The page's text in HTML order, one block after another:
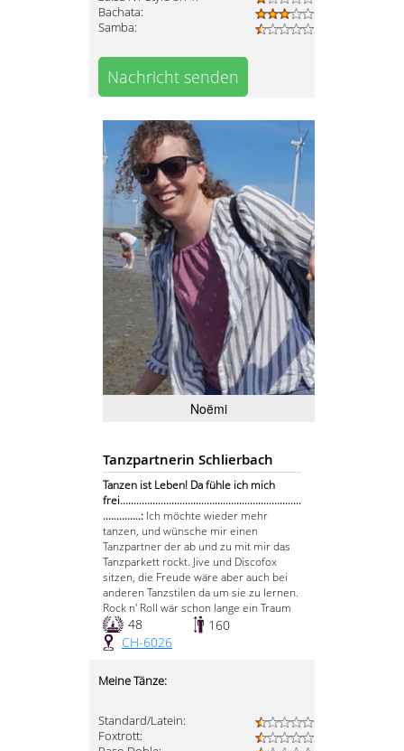
Bachata:
Samba:
Nachricht senden
Noëmi
Tanzpartnerin Schlierbach
Tanzen ist Leben! Da fühle ich mich
frei...................................................................
..............: Ich möchte wieder mehr
tanzen, und wünsche mir einen
Tanzpartner der ab und zu mit mir das
Tanzparkett rockt. Jive und Discofox
sitzen, die Freude wäre aber auch bei
anderen Tanzstilen da um sie zu lernen.
Rock n' Roll wär schon lange ein Traum
48
160
CH-6026
Meine Tänze:
Standard/Latein:
Foxtrott: